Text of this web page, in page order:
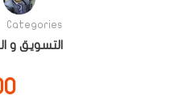
Categories
التسويق و